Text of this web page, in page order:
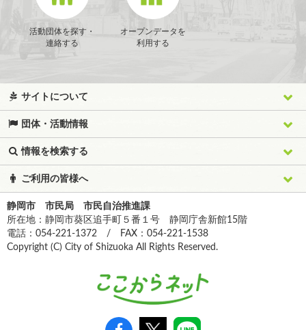
活動団体を探す・
連絡する
オープンデータを
利用する
サイトについて
団体・活動情報
情報を検索する
ご利用の皆様へ
静岡市 市民局 市民自治推進課
所在地：静岡市葵区追手町５番１号 静岡庁舎新館15階
電話：054-221-1372 / FAX：054-221-1538
Copyright (C) City of Shizuoka All Rights Reserved.